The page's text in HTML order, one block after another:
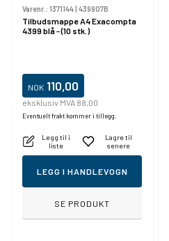
Varenr.: 1371144 439907B
Tilbudsmappe A4 Exacompta
4399 blå - (10 stk.)
NOK 110,00
eksklusiv MVA 88,00
Eventuelt frakt kommer i tillegg.
Legg til i
liste
Lagre til
senere
LEGG I HANDLEVOGN
SE PRODUKT